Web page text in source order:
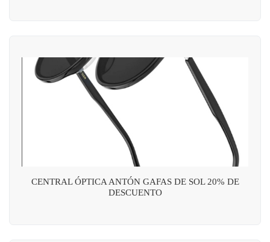
CENTRAL ÓPTICA ANTÓN GAFAS DE SOL 20% DE
DESCUENTO